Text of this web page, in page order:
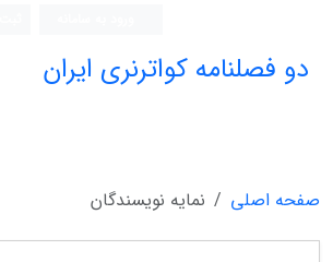
دو فصلنامه کواترنری ایران
صفحه اصلی نمایه نویسندگان